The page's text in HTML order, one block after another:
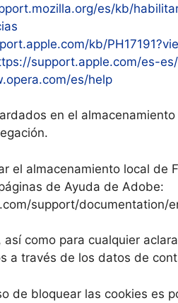
es/kb/
kb/
support.apple.com/es-
es/help
en el
el almacenamiento local de
de Ayuda de Adobe:
support/documentation/
como para cualquier
a través de los datos de
de bloquear las cookies es